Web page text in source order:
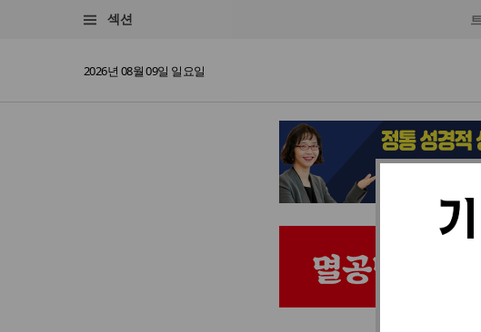
섹션
2026년 08월 09일 일요일